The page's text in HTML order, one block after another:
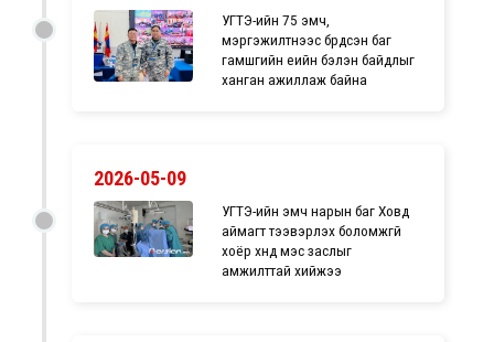
УГТЭ-ийн 75 эмч,
мэргэжилтнээс бүрдсэн баг
гамшгийн үеийн бэлэн байдлыг
ханган ажиллаж байна
2026-05-09
УГТЭ-ийн эмч нарын баг Ховд
аймагт тээвэрлэх боломжгүй
хоёр хүнд мэс заслыг
амжилттай хийжээ